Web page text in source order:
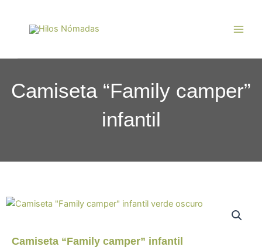
contenido
Camiseta “Family camper”
infantil
Camiseta “Family camper” infantil